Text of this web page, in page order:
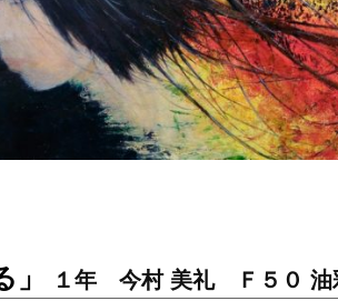
」 １年 今村 美礼 Ｆ５０ 油